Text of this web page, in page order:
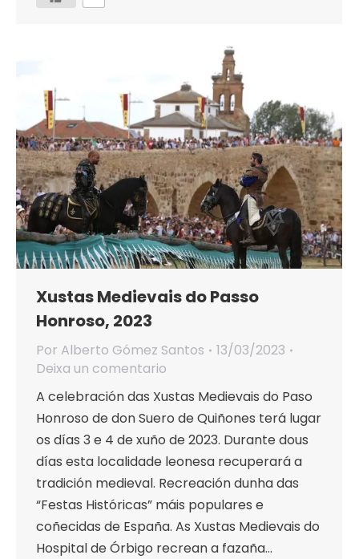
Xustas Medievais do Passo
Honroso, 2023
Por Alberto Gómez Santos
13/03/2023
Deixa un comentario
A celebración das Xustas Medievais do Paso
Honroso de don Suero de Quiñones terá lugar
os días 3 e 4 de xuño de 2023. Durante dous
días esta localidade leonesa recuperará a
tradición medieval. Recreación dunha das
“Festas Históricas” máis populares e
coñecidas de España. As Xustas Medievais do
Hospital de Órbigo recrean a fazaña…